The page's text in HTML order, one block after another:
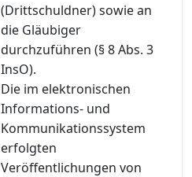
(Drittschuldner) sowie an
die Gläubiger
durchzuführen (§ 8 Abs. 3
InsO).
Die im elektronischen
Informations- und
Kommunikationssystem
erfolgten
Veröffentlichungen von